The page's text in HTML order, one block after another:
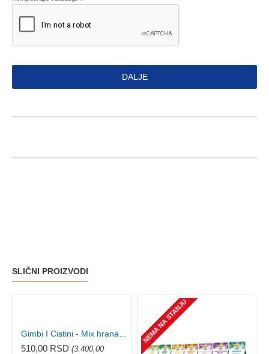
DALJE
SLIČNI PROIZVODI
510,00 RSD (3.400,00
NEMA NA STANJU